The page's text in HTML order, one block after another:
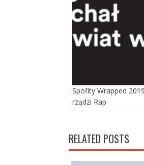
Spofity Wrapped
rządzi Rap
RELATED POSTS